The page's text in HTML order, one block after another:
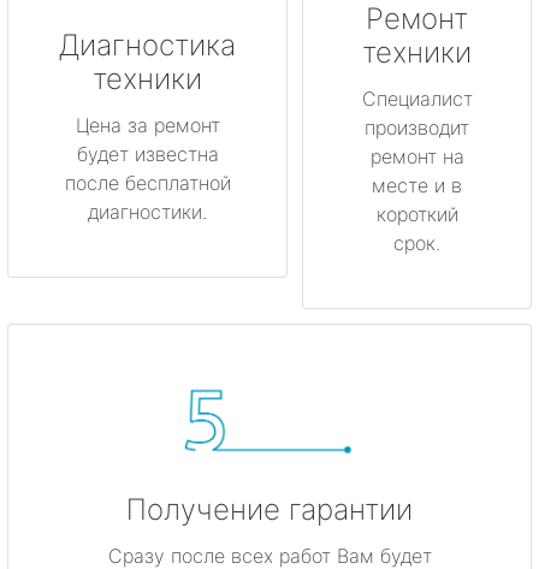
Диагностика
техники
Цена за ремонт
будет известна
после бесплатной
диагностики.
Ремонт
техники
Специалист
производит
ремонт на
месте и в
короткий
срок.
Получение гарантии
Сразу после всех работ Вам будет